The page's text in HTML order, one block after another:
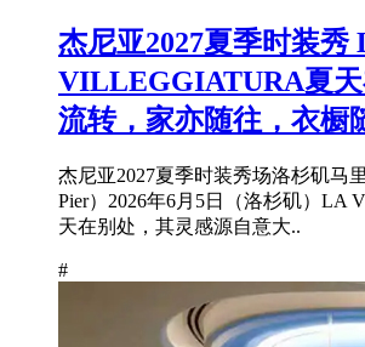
杰尼亚2027夏季时装秀
VILLEGGIATURA夏
流转，家亦随往，衣橱
杰尼亚2027夏季时装秀场洛杉矶马
Pier）2026年6月5日（洛杉矶）LA
天在别处，其灵感源自意大..
#